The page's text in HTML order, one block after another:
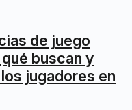
de juego
buscan y
jugadores en